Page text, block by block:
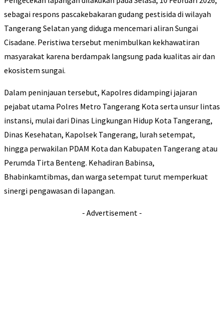
sebagai respons pascakebakaran gudang pestisida di wilayah
Tangerang Selatan yang diduga mencemari aliran Sungai
Cisadane. Peristiwa tersebut menimbulkan kekhawatiran
masyarakat karena berdampak langsung pada kualitas air dan
ekosistem sungai.
Dalam peninjauan tersebut, Kapolres didampingi jajaran
pejabat utama Polres Metro Tangerang Kota serta unsur lintas
instansi, mulai dari Dinas Lingkungan Hidup Kota Tangerang,
Dinas Kesehatan, Kapolsek Tangerang, lurah setempat,
hingga perwakilan PDAM Kota dan Kabupaten Tangerang atau
Perumda Tirta Benteng. Kehadiran Babinsa,
Bhabinkamtibmas, dan warga setempat turut memperkuat
sinergi pengawasan di lapangan.
- Advertisement -